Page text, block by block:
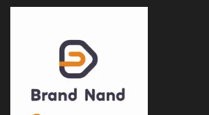
content